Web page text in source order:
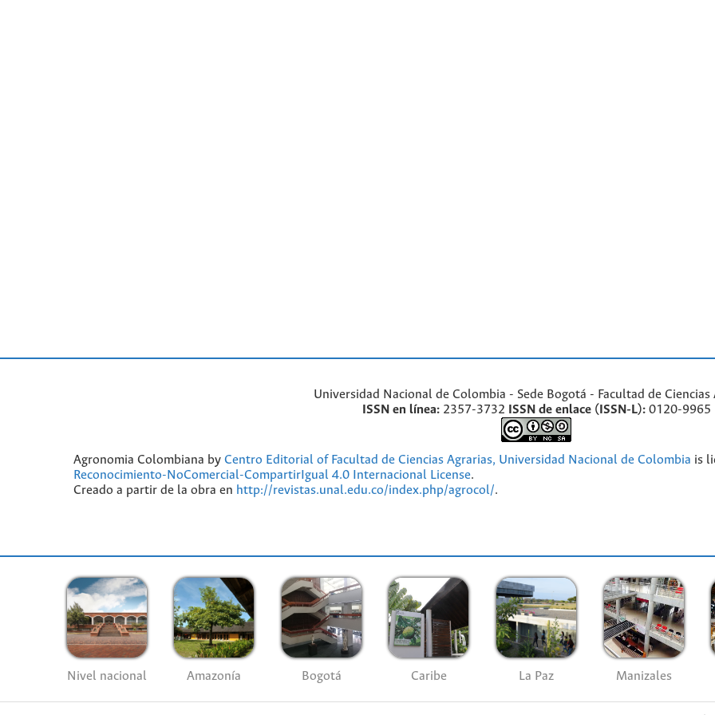
Universidad Nacional de Colombia - Sede Bogotá - Facultad de Ciencias
ISSN en línea:2357-3732 ISSN de enlace (ISSN-L):0120-9965
Agronomia Colombiana by Centro Editorial of Facultad de Ciencias Agrarias, Universidad Nacional de Colombia is
Reconocimiento-NoComercial-CompartirIgual 4.0 Internacional License.
Creado a partir de la obra en http://revistas.unal.edu.co/index.php/agrocol/.
Nivel nacional Amazonía Bogotá Caribe La Paz Manizales